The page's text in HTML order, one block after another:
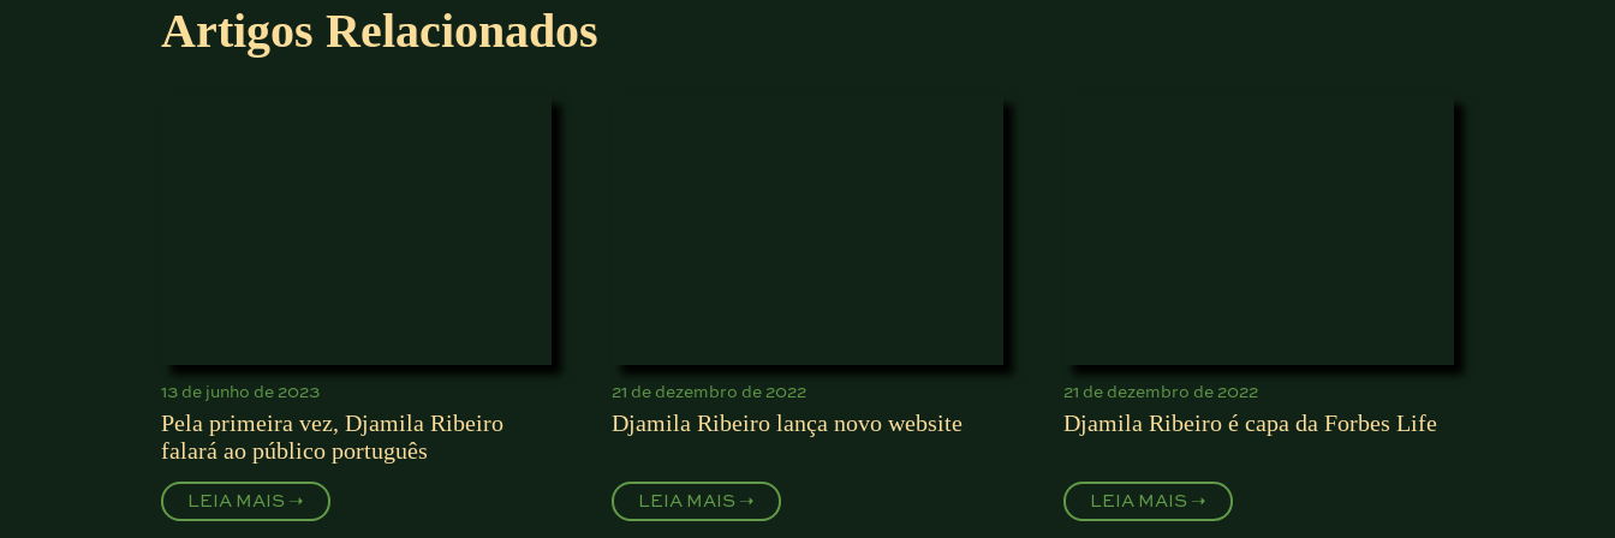
Artigos Relacionados
13 de junho de 2023
Pela primeira vez, Djamila Ribeiro
falará ao público português
LEIA MAIS ➝
21 de dezembro de 2022
Djamila Ribeiro lança novo website
LEIA MAIS ➝
21 de dezembro de 2022
Djamila Ribeiro é capa da Forbes Life
LEIA MAIS ➝